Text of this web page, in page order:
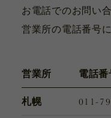
サポート動画
お電話でのお問い
営業所の電話番号
営業所 電話番
札幌 011-